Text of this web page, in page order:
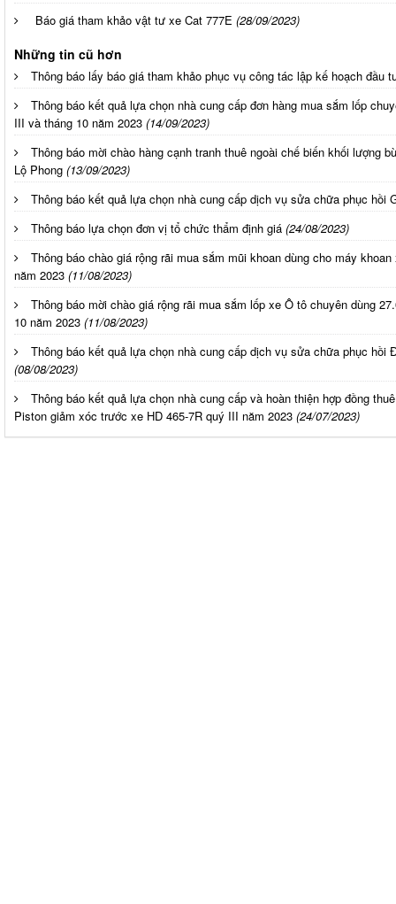
Báo giá tham khảo vật tư xe Cat 777E (28/09/2023)
Những tin cũ hơn
Thông báo lấy báo giá tham khảo phục vụ công tác lập kế hoạch đầu
Thông báo kết quả lựa chọn nhà cung cấp đơn hàng mua sắm lốp
III và tháng 10 năm 2023 (14/09/2023)
Thông báo mời chào hàng cạnh tranh thuê ngoài chế biến khối lượng
Lộ Phong (13/09/2023)
Thông báo kết quả lựa chọn nhà cung cấp dịch vụ sửa chữa phục hồi
Thông báo lựa chọn đơn vị tổ chức thẩm định giá (24/08/2023)
Thông báo chào giá rộng rãi mua sắm mũi khoan dùng cho máy
năm 2023 (11/08/2023)
Thông báo mời chào giá rộng rãi mua sắm lốp xe Ô tô chuyên dùng
10 năm 2023 (11/08/2023)
Thông báo kết quả lựa chọn nhà cung cấp dịch vụ sửa chữa phục hồi
(08/08/2023)
Thông báo kết quả lựa chọn nhà cung cấp và hoàn thiện hợp đồng
Piston giảm xóc trước xe HD 465-7R quý III năm 2023 (24/07/2023)